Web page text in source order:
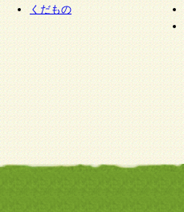
くだもの